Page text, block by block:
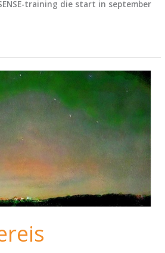
training die start in september